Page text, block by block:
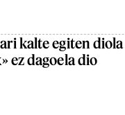
kalte egiten diola
ez dagoela dio